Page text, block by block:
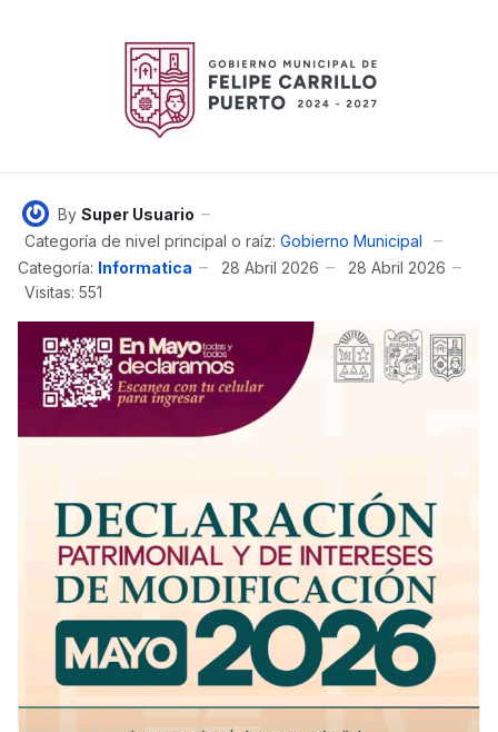
By Super Usuario
Categoría de nivel principal o raíz: Gobierno Municipal
Categoría: Informatica 28 Abril 2026
28 Abril 2026
Visitas: 551